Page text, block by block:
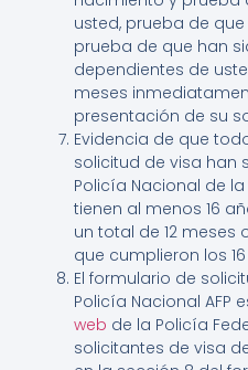
usted, prueba de
prueba de que han
dependientes de
meses
presentación de su
Evidencia de que
solicitud de visa han
Policía Nacional de
tienen al menos 16
un total de 12 meses
que cumplieron los
El formulario de
Policía Nacional AFP
web de la Policía
solicitantes de visa